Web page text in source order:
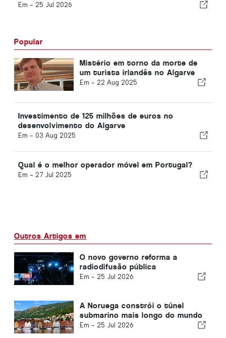
Em - 25 Jul 2026
Popular
Mistério em torno da morte de
um turista irlandês no Algarve
Em - 22 Aug 2025
Investimento de 125 milhões de euros no
desenvolvimento do Algarve
Em - 03 Aug 2025
Qual é o melhor operador móvel em Portugal?
Em - 27 Jul 2025
Outros Artigos em
O novo governo reforma a
radiodifusão pública
Em - 25 Jul 2026
A Noruega constrói o túnel
submarino mais longo do mundo
Em - 25 Jul 2026